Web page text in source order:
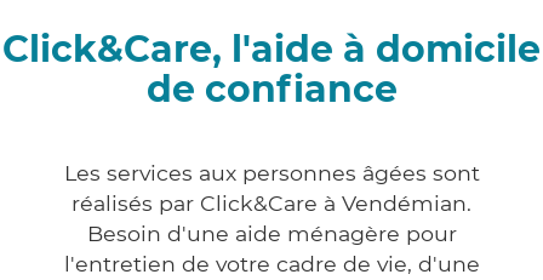
Click&Care, l'aide à domicile
de confiance
Les services aux personnes âgées sont
réalisés par Click&Care à Vendémian.
Besoin d'une aide ménagère pour
l'entretien de votre cadre de vie, d'une